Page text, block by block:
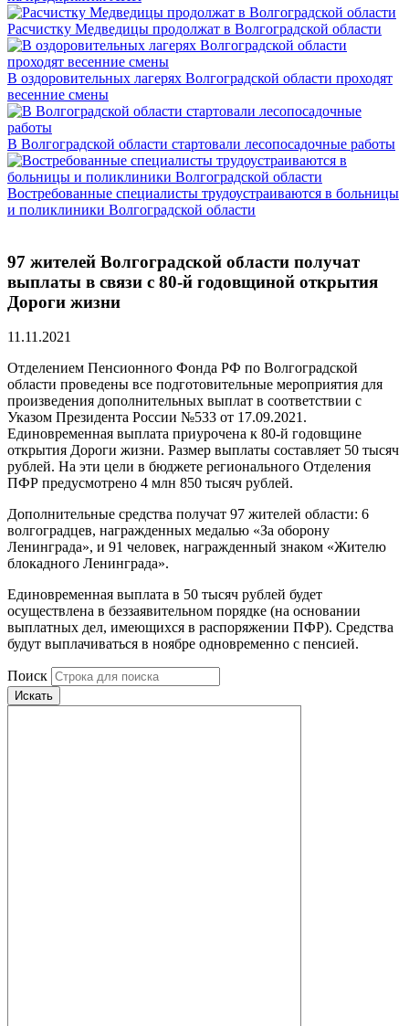
Расчистку Медведицы продолжат в Волгоградской области
В оздоровительных лагерях Волгоградской области проходят
весенние смены
В Волгоградской области стартовали лесопосадочные работы
Востребованные специалисты трудоустраиваются в больницы
и поликлиники Волгоградской области
97 жителей Волгоградской области получат
выплаты в связи с 80-й годовщиной открытия
Дороги жизни
11.11.2021
Отделением Пенсионного Фонда РФ по Волгоградской
области проведены все подготовительные мероприятия для
произведения дополнительных выплат в соответствии с
Указом Президента России №533 от 17.09.2021.
Единовременная выплата приурочена к 80-й годовщине
открытия Дороги жизни. Размер выплаты составляет 50 тысяч
рублей. На эти цели в бюджете регионального Отделения
ПФР предусмотрено 4 млн 850 тысяч рублей.
Дополнительные средства получат 97 жителей области: 6
волгоградцев, награжденных медалью «За оборону
Ленинграда», и 91 человек, награжденный знаком «Жителю
блокадного Ленинграда».
Единовременная выплата в 50 тысяч рублей будет
осуществлена в беззаявительном порядке (на основании
выплатных дел, имеющихся в распоряжении ПФР). Средства
будут выплачиваться в ноябре одновременно с пенсией.
Поиск
Искать